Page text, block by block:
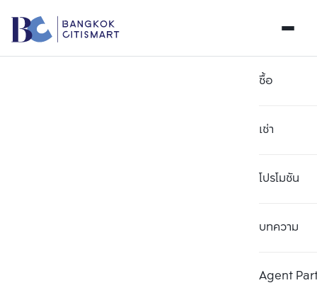
ซื้อ
เช่า
โปรโมชัน
บทความ
Agent